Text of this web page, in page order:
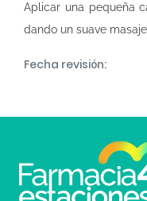
Aplicar una pequeña
dando un suave
Fecha revisión: